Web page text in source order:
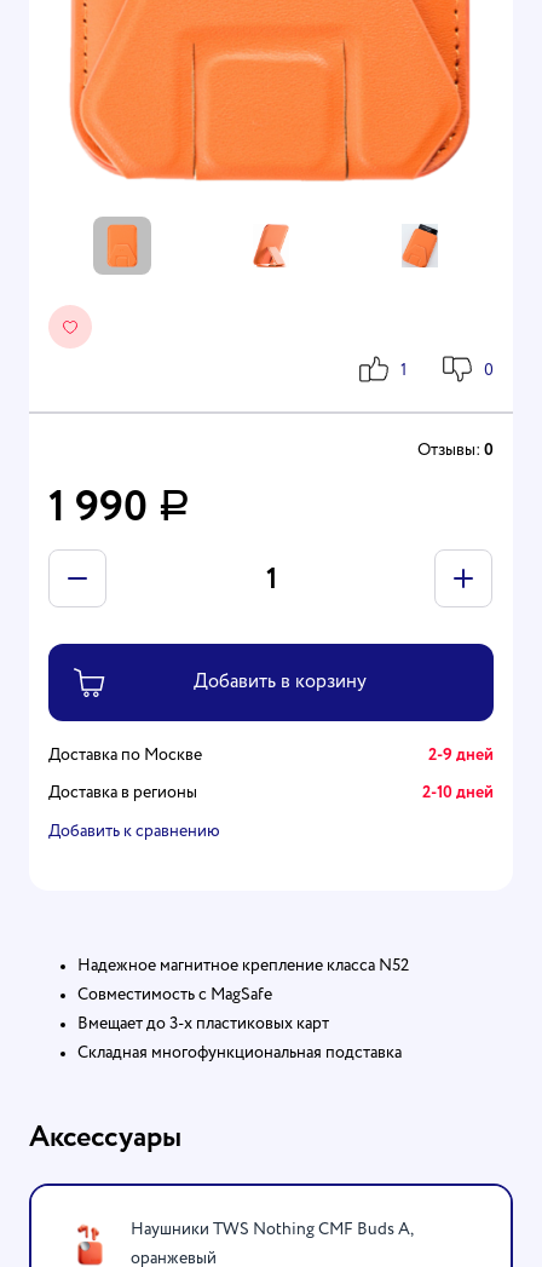
1 0
Отзывы: 0
1 990 Р
Доставка по Москве 2-9 дней
Доставка в регионы 2-10 дней
Добавить к сравнению
Надежное магнитное крепление класса N52
Совместимость с MagSafe
Вмещает до 3-х пластиковых карт
Складная многофункциональная подставка
Аксессуары
Наушники TWS Nothing CMF Buds A,
оранжевый